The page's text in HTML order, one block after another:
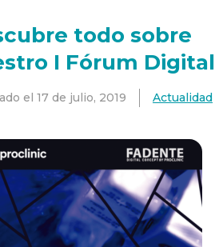
todo sobre
I Fórum Digital
el 17 de julio, 2019 Actualidad